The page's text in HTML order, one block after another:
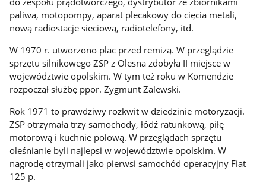
paliwa, motopompy, aparat plecakowy do cięcia metali,
nową radiostacje sieciową, radiotelefony, itd.
W 1970 r. utworzono plac przed remizą. W przeglądzie
sprzętu silnikowego ZSP z Olesna zdobyła II miejsce w
województwie opolskim. W tym też roku w Komendzie
rozpoczął służbę ppor. Zygmunt Zalewski.
Rok 1971 to prawdziwy rozkwit w dziedzinie motoryzacji.
ZSP otrzymała trzy samochody, łódź ratunkową, piłę
motorową i kuchnie polową. W przeglądach sprzętu
oleśnianie byli najlepsi w województwie opolskim. W
nagrodę otrzymali jako pierwsi samochód operacyjny Fiat
125 p.